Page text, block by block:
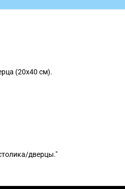
(20х40 см).
дверцы."